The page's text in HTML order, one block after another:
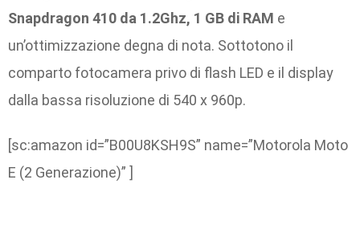
Snapdragon 410 da 1.2Ghz, 1 GB di RAM e
un’ottimizzazione degna di nota. Sottotono il
comparto fotocamera privo di flash LED e il display
dalla bassa risoluzione di 540 x 960p.
[sc:amazon id=”B00U8KSH9S” name=”Motorola Moto
E (2 Generazione)” ]